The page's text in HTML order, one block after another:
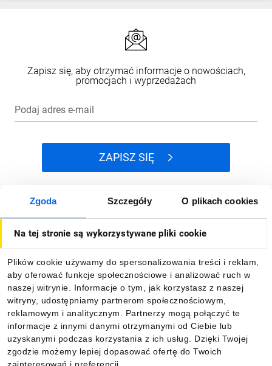
Zgoda Szczegóły O plikach cookies
Na tej stronie są wykorzystywane pliki cookie
Plików cookie używamy do spersonalizowania treści i reklam,
aby oferować funkcje społecznościowe i analizować ruch w
naszej witrynie. Informacje o tym, jak korzystasz z naszej
witryny, udostępniamy partnerom społecznościowym,
reklamowym i analitycznym. Partnerzy mogą połączyć te
informacje z innymi danymi otrzymanymi od Ciebie lub
uzyskanymi podczas korzystania z ich usług. Dzięki Twojej
zgodzie możemy lepiej dopasować ofertę do Twoich
Zapisz się, aby otrzymać informacje o nowościach,
promocjach i wyprzedażach
Podaj adres e-mail
ZAPISZ SIĘ
Dla kupujących
Informacje